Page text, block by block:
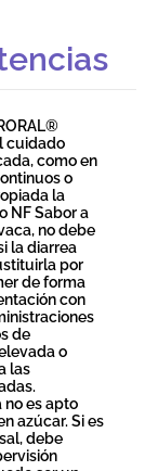
cuidado
como en
o
la
NF Sabor a
no debe
la diarrea
por
de forma
con
de
o
las
no es apto
azúcar. Si es
debe